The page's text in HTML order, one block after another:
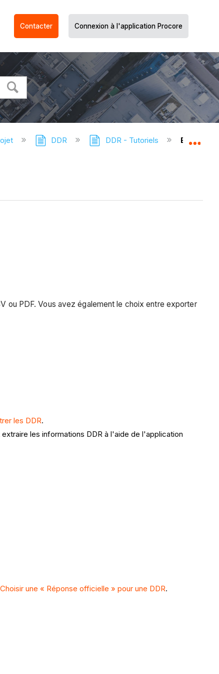
Contacter Connexion à l'application Procore
DDR DDR - Tutoriels Exporter
ou PDF. Vous avez également le choix entre exporter
les DDR.
les informations DDR à l'aide de l'application
Choisir une « Réponse officielle » pour une DDR.